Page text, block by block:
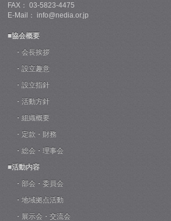
FAX： 03-5823-4475
E-Mail： info@nedia.or.jp
■協会概要
・会長挨拶
・設立趣意
・設立指針
・活動方針
・組織概要
・定款・財務
・総会・理事会
■活動内容
・部会・委員会
・地域拠点活動
・展示会・交流会